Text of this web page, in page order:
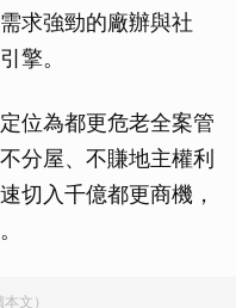
求強勁的廠辦與社
擎。
位為都更危老全案管
分屋、不賺地主權利
切入千億都更商機，
文）